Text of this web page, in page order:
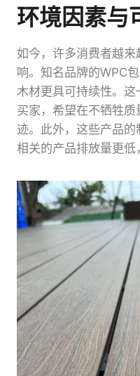
环境因素与
如今，许多消费者越
响。知名品牌的WPC
木材更具可持续性。
买家，希望在不牺牲
迹。此外，这些产品
相关的产品排放量更